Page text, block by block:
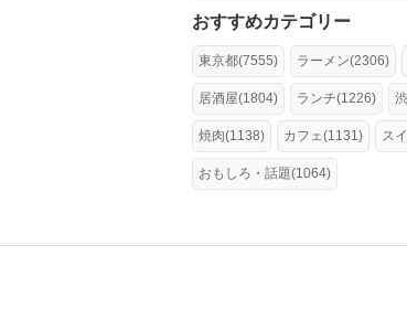
おすすめカテゴリー
東京都(7555) ラーメン(2306)
居酒屋(1804) ランチ(1226)
焼肉(1138) カフェ(1131) ス
おもしろ・話題(1064)